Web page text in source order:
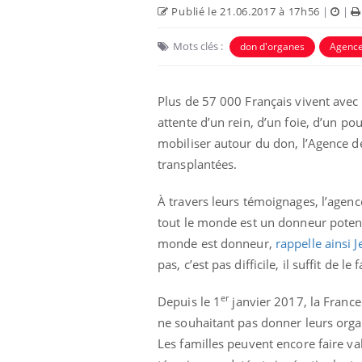
Publié le 21.06.2017 à 17h56 | |
Mots clés : don d'organes
Plus de 57 000 Français vivent
attente d’un rein, d’un foie, d’un
mobiliser autour du don, l’Agence
transplantées.
À travers leurs témoignages,
tout le monde est un donneur
monde est donneur, rappelle ainsi
pas, c’est pas difficile, il suffit de le
Depuis le 1erjanvier 2017, la
ne souhaitant pas donner leurs
Les familles peuvent encore faire